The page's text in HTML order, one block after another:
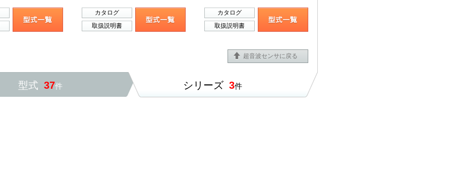
カタログ
取扱説明書
カタログ
取扱説明書
超音波センサに戻る
型式 37件 シリーズ 3件